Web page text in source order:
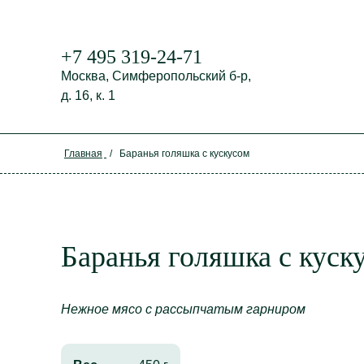
+7 495 319-24-71
Москва, Симферопольский б-р,
д. 16, к. 1
Главная / Баранья голяшка с кускусом
Баранья голяшка с
Нежное мясо с рассыпчатым гарниром